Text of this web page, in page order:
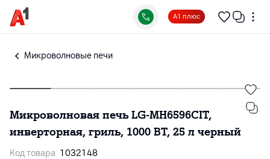
А1 плюс
Микроволновые печи
Микроволновая печь LG-MH6596CIT,
инверторная, гриль, 1000 BT, 25 л черный
Код товара 1032148